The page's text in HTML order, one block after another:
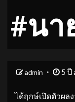
#นา
admin 5 ปี
ได้ฤกษ์เปิดตัวผล